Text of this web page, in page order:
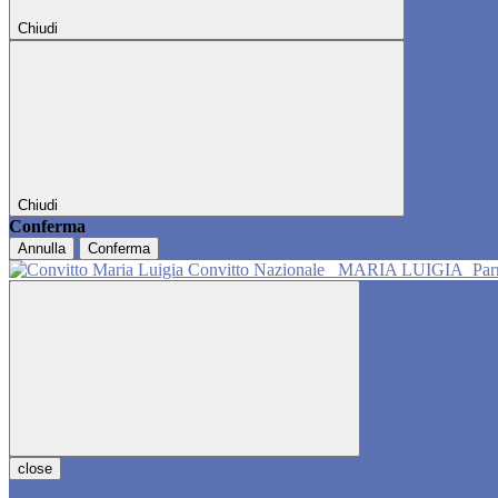
Chiudi
Chiudi
Conferma
Annulla Conferma
Convitto Nazionale MARIA LUIGIA
close